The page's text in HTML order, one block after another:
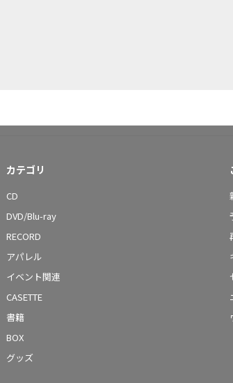
カテゴリ
CD
DVD/Blu-ray
RECORD
アパレル
イベント関連
CASETTE
書籍
BOX
グッズ